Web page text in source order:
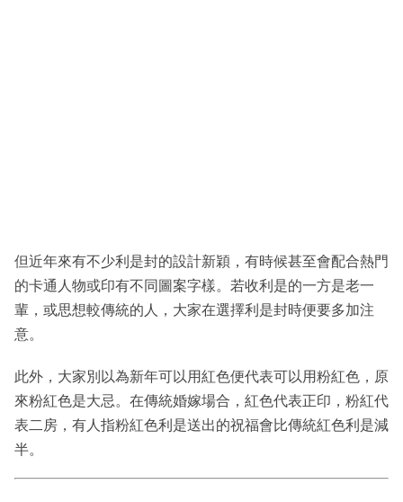
但近年來有不少利是封的設計新穎，有時候甚至會配合熱門
的卡通人物或印有不同圖案字樣。若收利是的一方是老一
輩，或思想較傳統的人，大家在選擇利是封時便要多加注
意。
此外，大家別以為新年可以用紅色便代表可以用粉紅色，原
來粉紅色是大忌。在傳統婚嫁場合，紅色代表正印，粉紅代
表二房，有人指粉紅色利是送出的祝福會比傳統紅色利是減
半。